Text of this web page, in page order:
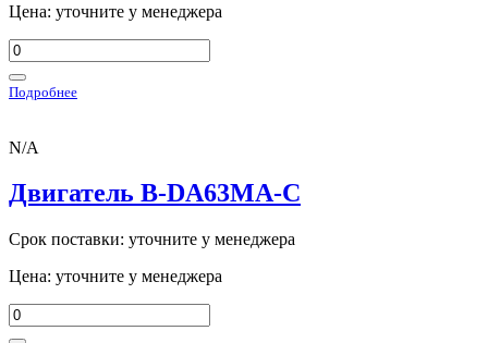
Цена: уточните у менеджера
Подробнее
N/A
Двигатель B-DA63MA-C
Срок поставки: уточните у менеджера
Цена: уточните у менеджера